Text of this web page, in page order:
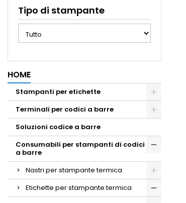
Tipo di stampante
HOME
Stampanti per etichette
Terminali per codici a barre
Soluzioni codice a barre
Consumabili per stampanti di codici
a barre
Nastri per stampante termica
Etichette per stampante termica